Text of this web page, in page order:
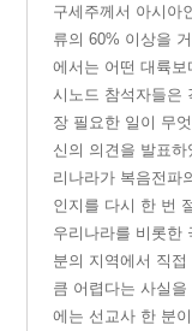
구세주께서 아시아
류의 60% 이상을
에서는 어떤 대륙
시노드 참석자들은
장 필요한 일이 무
신의 의견을 발표
리나라가 복음전파
인지를 다시 한 번
우리나라를 비롯한
분의 지역에서 직
큼 어렵다는 사실
에는 선교사 한 분